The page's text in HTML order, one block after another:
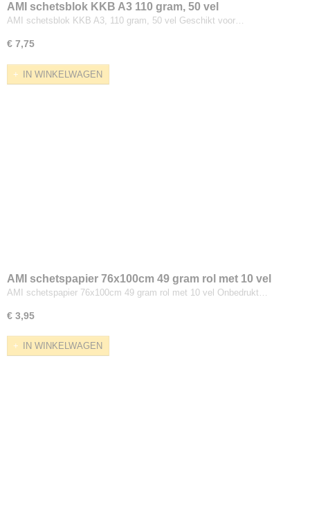
AMI schetsblok KKB A3 110 gram, 50 vel
AMI schetsblok KKB A3, 110 gram, 50 vel Geschikt voor…
€ 7,75
IN WINKELWAGEN
AMI schetspapier 76x100cm 49 gram rol met 10 vel
AMI schetspapier 76x100cm 49 gram rol met 10 vel Onbedrukt…
€ 3,95
IN WINKELWAGEN